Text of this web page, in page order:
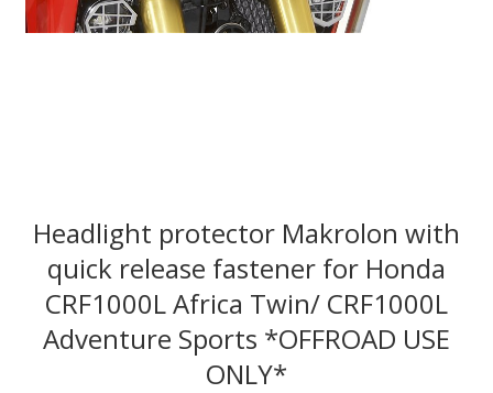
Headlight protector Makrolon with
quick release fastener for Honda
CRF1000L Africa Twin/ CRF1000L
Adventure Sports *OFFROAD USE
ONLY*